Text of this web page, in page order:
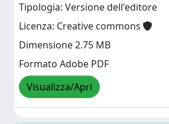
Tipologia: Versione dell'editore
Licenza: Creative commons
Dimensione 2.75 MB
Formato Adobe PDF
Visualizza/Apri